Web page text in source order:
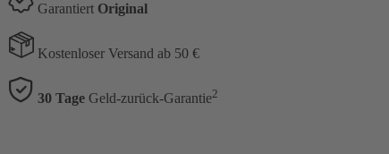
Garantiert Original
Kostenloser Versand ab 50 €
30 Tage Geld-zurück-Garantie2